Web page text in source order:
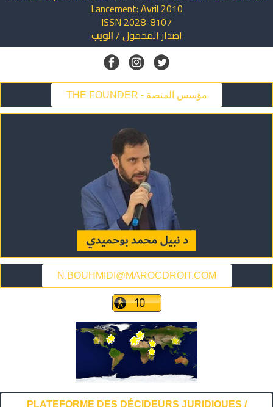
Lancement: Avril 2010
ISSN 2028-8107
اصدار المحمول/الويب
THE FOUNDER - مؤسس المنصة
N.BOUHMIDI@MAROCDROIT.COM
PLATEFORME DES DÉCIDEURS JURIDIQUES /